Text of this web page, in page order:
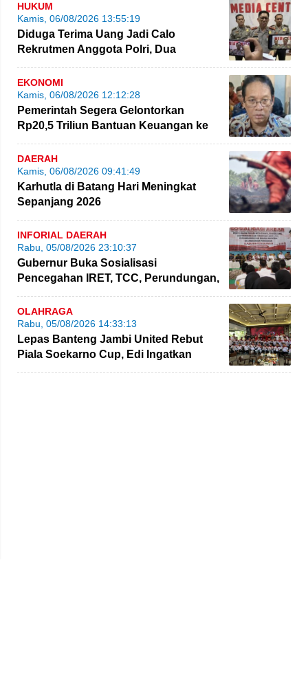
HUKUM
Kamis, 06/08/2026 13:55:19
Diduga Terima Uang Jadi Calo
Rekrutmen Anggota Polri, Dua
Personel Polda Jambi Diproses
EKONOMI
Kamis, 06/08/2026 12:12:28
Pemerintah Segera Gelontorkan
Rp20,5 Triliun Bantuan Keuangan ke
Daerah
DAERAH
Kamis, 06/08/2026 09:41:49
Karhutla di Batang Hari Meningkat
Sepanjang 2026
INFORIAL DAERAH
Rabu, 05/08/2026 23:10:37
Gubernur Buka Sosialisasi
Pencegahan IRET, TCC, Perundungan,
dan Bahaya Narkoba di Bungo
OLAHRAGA
Rabu, 05/08/2026 14:33:13
Lepas Banteng Jambi United Rebut
Piala Soekarno Cup, Edi Ingatkan
Pemain Jaga Sportivitas